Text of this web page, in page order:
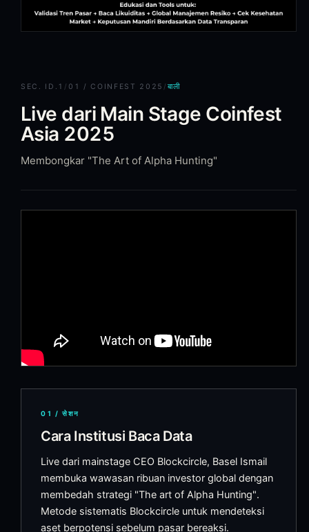
SEC. ID.1 / 01 / COINFEST 2025 / बाली
Live dari Main Stage Coinfest
Asia 2025
Membongkar "The Art of Alpha Hunting"
01 /सेशन
Cara Institusi Baca Data
Live dari mainstage CEO Blockcircle, Basel Ismail
membuka wawasan ribuan investor global dengan
membedah strategi "The art of Alpha Hunting".
Metode sistematis Blockcircle untuk mendeteksi
aset berpotensi sebelum pasar bereaksi.